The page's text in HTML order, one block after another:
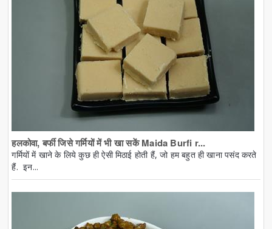
हलकोवा, बर्फी जिसे गर्मियों में भी खा सकें Maida Burfi r...
गर्मियों में खाने के लिये कुछ ही ऐसी मिठाई होती हैं, जो हम बहुत ही खाना पसंद करते
हैं. इन...